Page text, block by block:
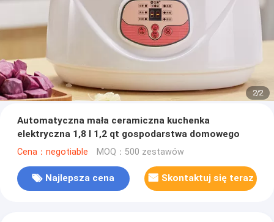
2/2
Automatyczna mała ceramiczna kuchenka
elektryczna 1,8 l 1,2 qt gospodarstwa domowego
Cena：negotiable MOQ：500 zestawów
Najlepsza cena Skontaktuj się teraz